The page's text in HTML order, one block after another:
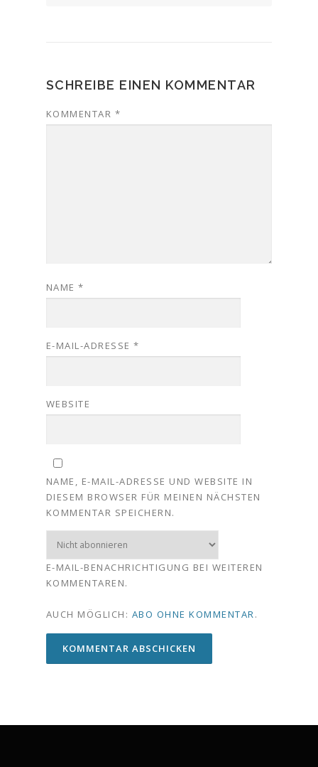
SCHREIBE EINEN KOMMENTAR
KOMMENTAR *
NAME*
E-MAIL-ADRESSE*
WEBSITE
NAME, E-MAIL-ADRESSE UND WEBSITE IN
DIESEM BROWSER FÜR MEINEN NÄCHSTEN
KOMMENTAR SPEICHERN.
E-MAIL-BENACHRICHTIGUNG BEI WEITEREN
KOMMENTAREN.
AUCH MÖGLICH: ABO OHNE KOMMENTAR .